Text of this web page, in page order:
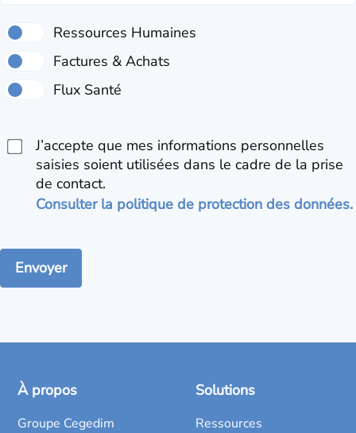
J’accepte que mes informations personnelles
saisies soient utilisées dans le cadre de la prise
de contact.
Consulter la politique de protection des données.
À propos
Groupe Cegedim
Solutions
Ressources